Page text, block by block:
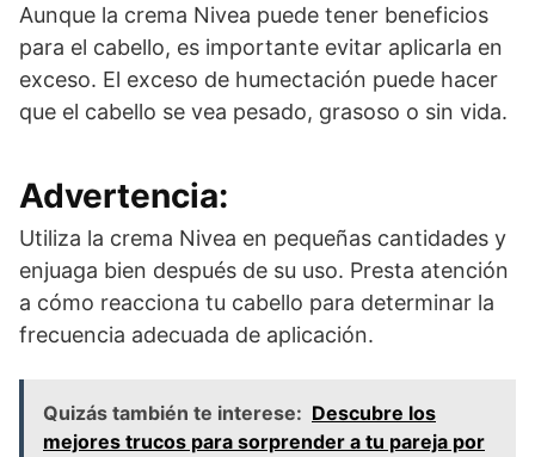
Aunque la crema Nivea puede tener beneficios
para el cabello, es importante evitar aplicarla en
exceso. El exceso de humectación puede hacer
que el cabello se vea pesado, grasoso o sin vida.
Advertencia:
Utiliza la crema Nivea en pequeñas cantidades y
enjuaga bien después de su uso. Presta atención
a cómo reacciona tu cabello para determinar la
frecuencia adecuada de aplicación.
Quizás también te interese: Descubre los
mejores trucos para sorprender a tu pareja por